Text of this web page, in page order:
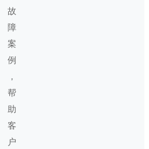
故
障
案
例
，
帮
助
客
户